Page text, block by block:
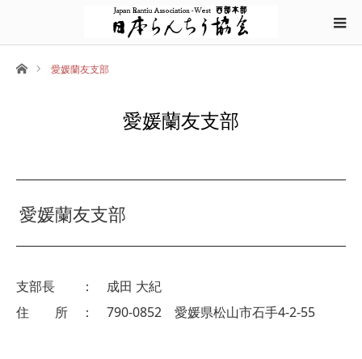
ホーム愛媛蘭友支部
愛媛蘭友支部
愛媛蘭友支部
支部長 ： 成田 大紀
住 所 ： 790-0852 愛媛県松山市石手4-2-55